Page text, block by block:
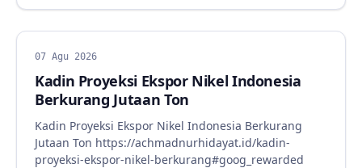
BERITA
07 Agu 2026
Kadin Proyeksi Ekspor Nikel Indonesia
Berkurang Jutaan Ton
Kadin Proyeksi Ekspor Nikel Indonesia Berkurang
Jutaan Ton https://achmadnurhidayat.id/kadin-
proyeksi-ekspor-nikel-berkurang#goog_rewarded